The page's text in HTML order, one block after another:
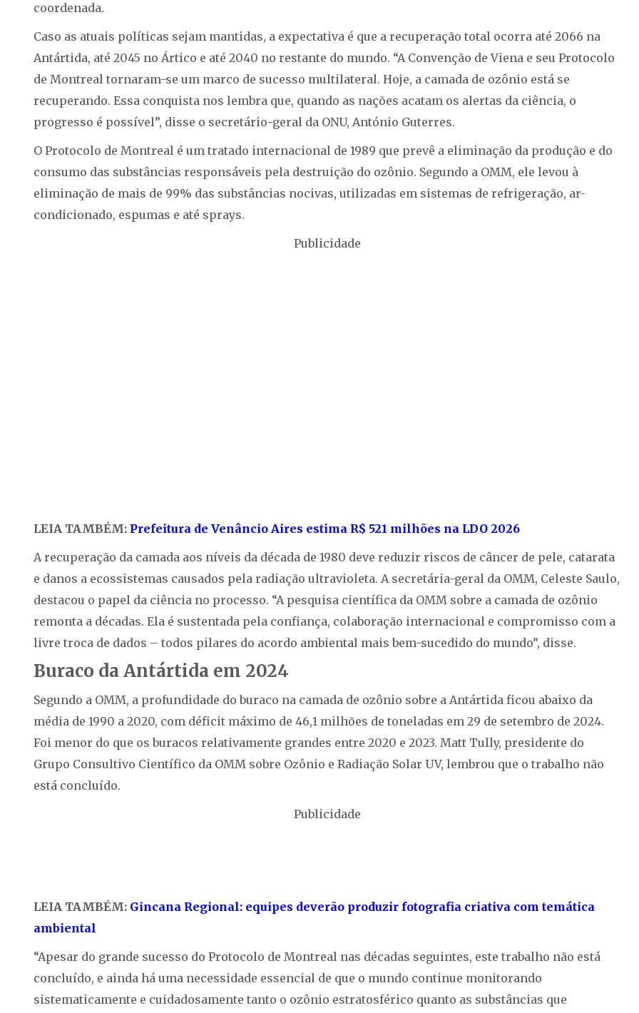
coordenada.
Caso as atuais políticas sejam mantidas, a expectativa é que a recuperação total ocorra até 2066 na
Antártida, até 2045 no Ártico e até 2040 no restante do mundo. “A Convenção de Viena e seu Protocolo
de Montreal tornaram-se um marco de sucesso multilateral. Hoje, a camada de ozônio está se
recuperando. Essa conquista nos lembra que, quando as nações acatam os alertas da ciência, o
progresso é possível”, disse o secretário-geral da ONU, António Guterres.
O Protocolo de Montreal é um tratado internacional de 1989 que prevê a eliminação da produção e do
consumo das substâncias responsáveis pela destruição do ozônio. Segundo a OMM, ele levou à
eliminação de mais de 99% das substâncias nocivas, utilizadas em sistemas de refrigeração, ar-
condicionado, espumas e até sprays.
Publicidade
LEIA TAMBÉM: Prefeitura de Venâncio Aires estima R$ 521 milhões na LDO 2026
A recuperação da camada aos níveis da década de 1980 deve reduzir riscos de câncer de pele, catarata
e danos a ecossistemas causados pela radiação ultravioleta. A secretária-geral da OMM, Celeste Saulo,
destacou o papel da ciência no processo. “A pesquisa científica da OMM sobre a camada de ozônio
remonta a décadas. Ela é sustentada pela confiança, colaboração internacional e compromisso com a
livre troca de dados – todos pilares do acordo ambiental mais bem-sucedido do mundo”, disse.
Buraco da Antártida em 2024
Segundo a OMM, a profundidade do buraco na camada de ozônio sobre a Antártida ficou abaixo da
média de 1990 a 2020, com déficit máximo de 46,1 milhões de toneladas em 29 de setembro de 2024.
Foi menor do que os buracos relativamente grandes entre 2020 e 2023. Matt Tully, presidente do
Grupo Consultivo Científico da OMM sobre Ozônio e Radiação Solar UV, lembrou que o trabalho não
está concluído.
Publicidade
LEIA TAMBÉM: Gincana Regional: equipes deverão produzir fotografia criativa com temática
ambiental
“Apesar do grande sucesso do Protocolo de Montreal nas décadas seguintes, este trabalho não está
concluído, e ainda há uma necessidade essencial de que o mundo continue monitorando
sistematicamente e cuidadosamente tanto o ozônio estratosférico quanto as substâncias que